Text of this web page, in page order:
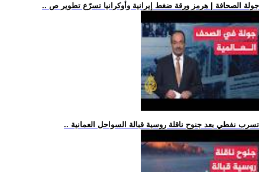
.. جولة الصحافة | هرمز ورقة ضغط إيرانية وأوكرانيا تسرّع تطوير ص
.. تسرب نفطي بعد جنوح ناقلة روسية قبالة السواحل العمانية